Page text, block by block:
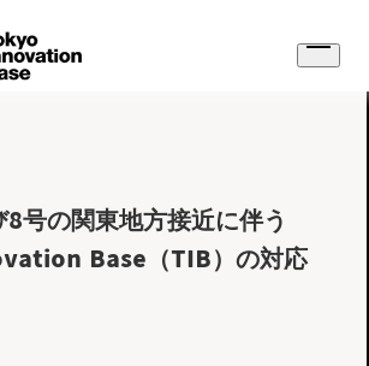
Open
8号の関東地方接近に伴う
Base（TIB）の対応